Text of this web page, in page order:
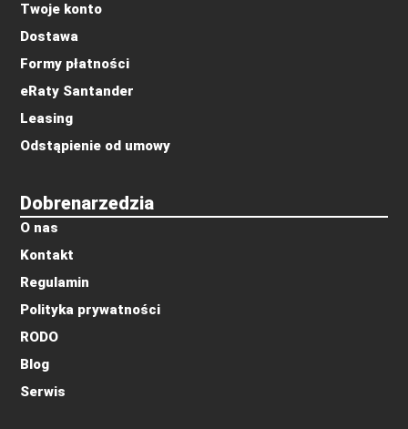
Dobrenarzedzia
O nas
Kontakt
Regulamin
Polityka prywatności
RODO
Blog
Serwis
Twoje konto
Dostawa
Formy płatności
eRaty Santander
Leasing
Odstąpienie od umowy